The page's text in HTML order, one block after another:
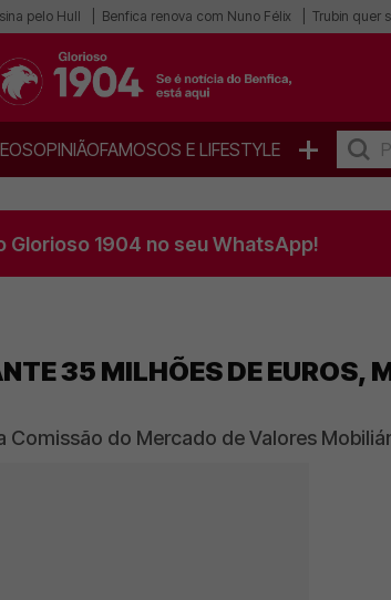
pelo Hull Benfica renova com Nuno Félix Trubin quer
OPINIÃOFAMOSOS E LIFESTYLE +
Glorioso 1904 no seu WhatsApp!
35 MILHÕES DE EUROS,
do Mercado de Valores